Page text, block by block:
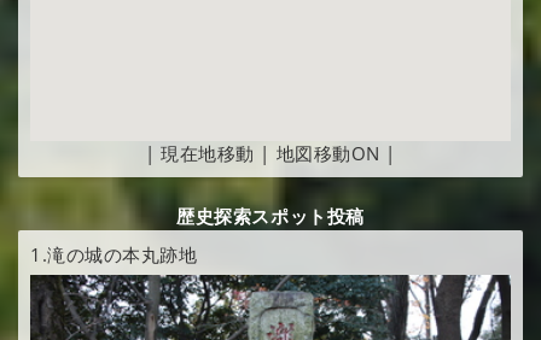
|現在地移動 | 地図移動ON |
歴史探索スポット投稿
1.滝の城の本丸跡地